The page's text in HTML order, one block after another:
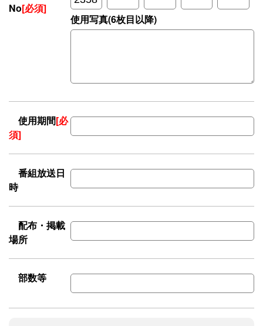
No[必須]
使用写真(6枚目以降)
使用期間[必
須]
番組放送日
時
配布・掲載
場所
部数等